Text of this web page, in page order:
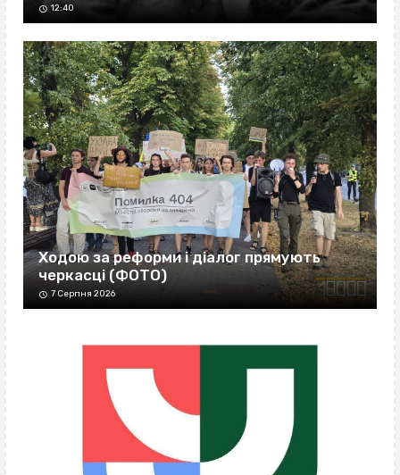
12:40
Ходою за реформи і діалог прямують
черкасці (ФОТО)
7 Серпня 2026